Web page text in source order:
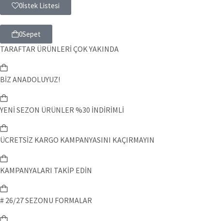
0İstek Listesi
0Sepet
TARAFTAR ÜRÜNLERİ ÇOK YAKINDA
BİZ ANADOLUYUZ!
YENİ SEZON ÜRÜNLER %30 İNDİRİMLİ
ÜCRETSİZ KARGO KAMPANYASINI KAÇIRMAYIN
KAMPANYALARI TAKİP EDİN
# 26/27 SEZONU FORMALAR